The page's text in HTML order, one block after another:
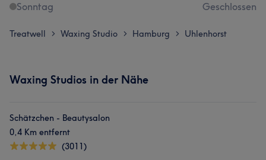
Sonntag
Geschlossen
Treatwell > Waxing Studio > Hamburg > Uhlenhorst
Waxing Studios in der Nähe
Schätzchen - Beautysalon
0,4 Km entfernt
(3011)